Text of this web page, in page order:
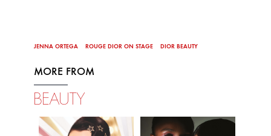
JENNA ORTEGA ROUGE DIOR ON STAGE DIOR BEAUTY
MORE FROM
BEAUTY